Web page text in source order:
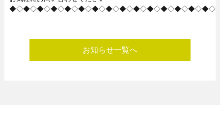
◆◇◆◇◆◇◆◇◆◇◆◇◆◇◆◇◆◇◆◇◆◇◆◇◆◇◆◇◆◇
お知らせ一覧へ